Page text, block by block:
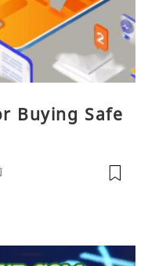
Buying Safe